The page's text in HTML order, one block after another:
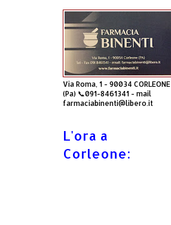
Via Roma, 1 - 90034 CORLEONE
(Pa) 📞091-8461341 - mail
farmaciabinenti@libero.it
L'ora a
Corleone: